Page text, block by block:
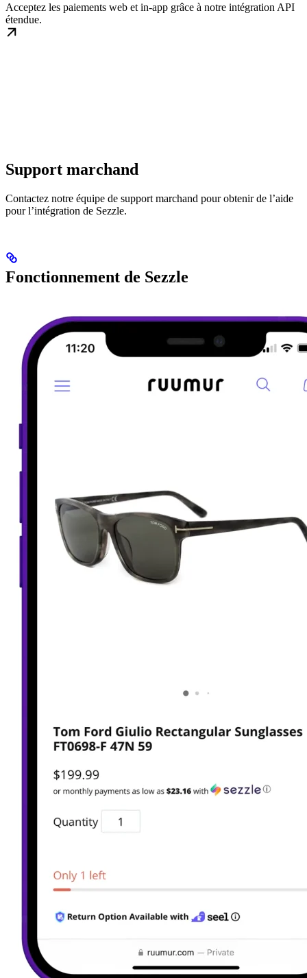
Acceptez les paiements web et in-app grâce à notre intégration API
étendue.
Support marchand
Contactez notre équipe de support marchand pour obtenir de l’aide
pour l’intégration de Sezzle.
Fonctionnement de Sezzle